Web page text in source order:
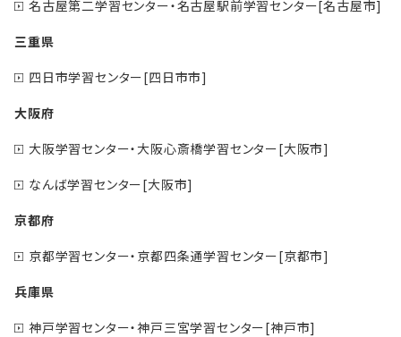
名古屋第二学習センター・名古屋駅前学習センター[名古屋市]
三重県
四日市学習センター[四日市市]
大阪府
大阪学習センター・大阪心斎橋学習センター[大阪市]
なんば学習センター[大阪市]
京都府
京都学習センター・京都四条通学習センター[京都市]
兵庫県
神戸学習センター・神戸三宮学習センター[神戸市]